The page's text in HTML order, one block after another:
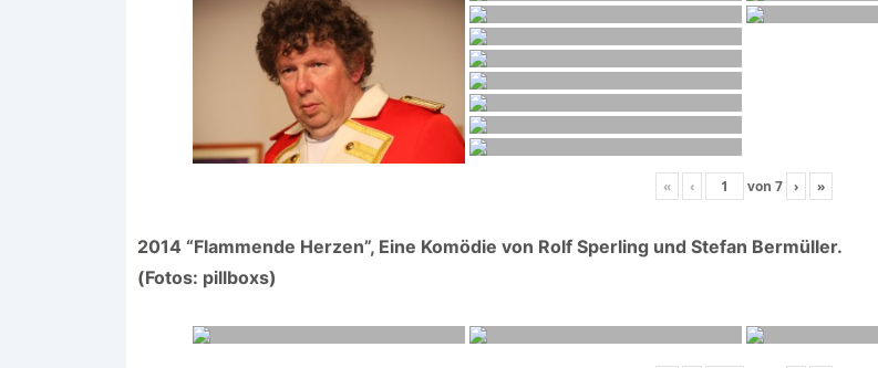
« ‹ von 7 › »
2014 “Flammende Herzen”, Eine Komödie von Rolf Sperling und Stefan Bermüller.
(Fotos: pillboxs)